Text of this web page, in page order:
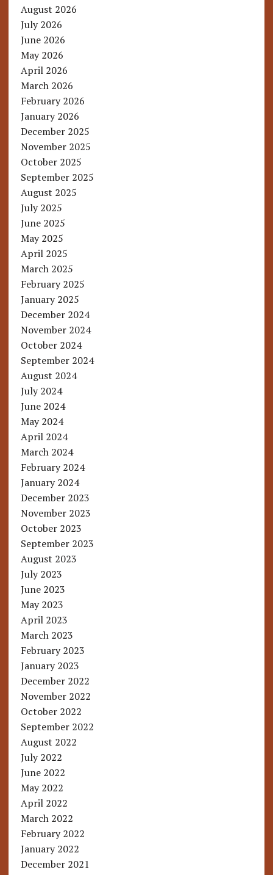
August 2026
July 2026
June 2026
May 2026
April 2026
March 2026
February 2026
January 2026
December 2025
November 2025
October 2025
September 2025
August 2025
July 2025
June 2025
May 2025
April 2025
March 2025
February 2025
January 2025
December 2024
November 2024
October 2024
September 2024
August 2024
July 2024
June 2024
May 2024
April 2024
March 2024
February 2024
January 2024
December 2023
November 2023
October 2023
September 2023
August 2023
July 2023
June 2023
May 2023
April 2023
March 2023
February 2023
January 2023
December 2022
November 2022
October 2022
September 2022
August 2022
July 2022
June 2022
May 2022
April 2022
March 2022
February 2022
January 2022
December 2021